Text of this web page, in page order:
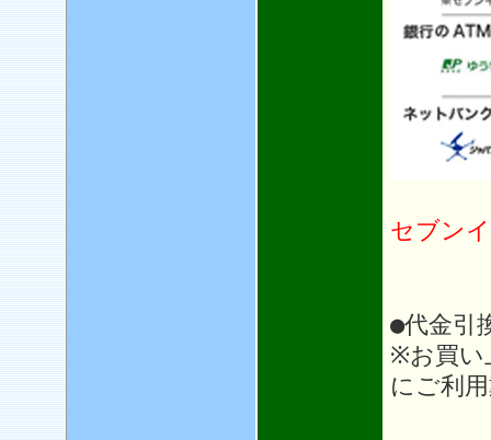
セブン
●代金引
※お買い
にご利